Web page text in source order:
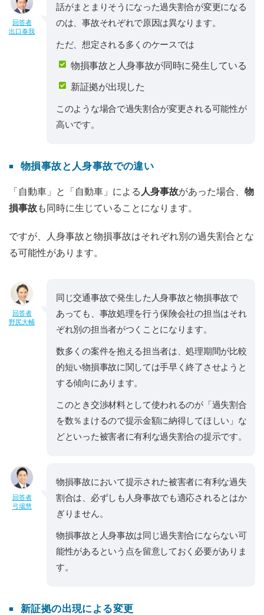
回答者
出口泰我
話がまとまりそうになった過失割合が変更になる
のは、事故それぞれで原因は異なります。
ただ、想定される多くのケースでは
物損事故と人身事故が同時に発生している
新証拠が出現した
このような場合で過失割合が変更される可能性が
高いです。
物損事故と人身事故での違い
「自動車」と「自動車」による 人身事故があった場合、 物
損事故も同時に生じていることになります。
ですが、人身事故と物損事故はそれぞれ別の過失割合とな
る可能性があります。
回答者
野尻大輔
同じ交通事故で発生した人身事故と物損事故で
あっても、事故処理を行う保険会社の担当はそれ
ぞれ別の担当者がつくことになります。
数多くの案件を抱える担当者は、処理期間が比較
的短い物損事故に関しては手早く終了させようと
する傾向にあります。
このとき交渉材料として使われるのが「過失割合
を数％まけるので提示金額に納得してほしい」な
どといった被害者に有利な過失割合の提示です。
回答者
弓場慧
物損事故において提示された被害者に有利な過失
割合は、必ずしも人身事故でも適応されるとはか
ぎりません。
物損事故と人身事故は同じ過失割合にならない可
能性があるという点を留意しておく必要がありま
す。
新証拠の出現による変更